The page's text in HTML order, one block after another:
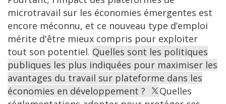
microtravail sur les économies émergentes est
encore méconnu, et ce nouveau type d’emploi
mérite d'être mieux compris pour exploiter
tout son potentiel. Quelles sont les politiques
publiques les plus indiquées pour maximiser les
avantages du travail sur plateforme dans les
économies en développement ?
Quelles